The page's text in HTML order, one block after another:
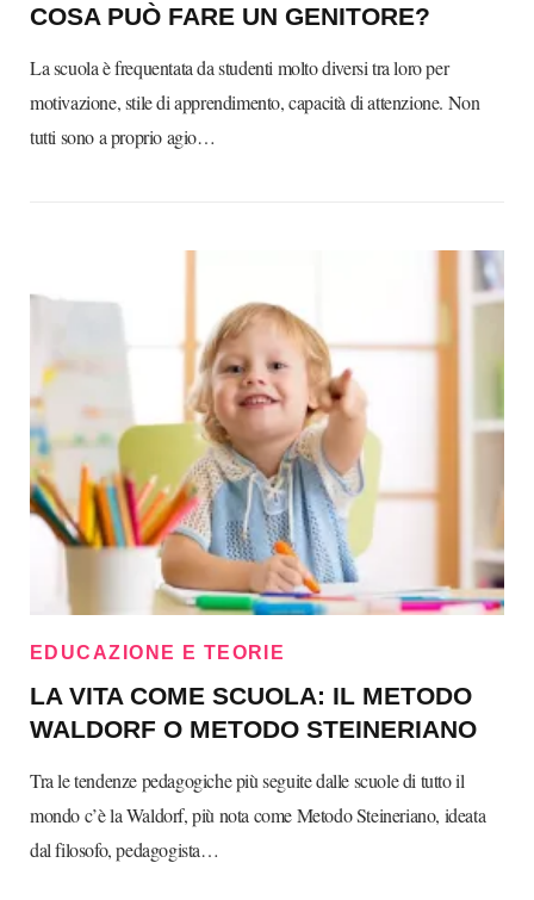
COSA PUÒ FARE UN GENITORE?
La scuola è frequentata da studenti molto diversi tra loro per
motivazione, stile di apprendimento, capacità di attenzione. Non
tutti sono a proprio agio…
EDUCAZIONE E TEORIE
LA VITA COME SCUOLA: IL METODO
WALDORF O METODO STEINERIANO
Tra le tendenze pedagogiche più seguite dalle scuole di tutto il
mondo c’è la Waldorf, più nota come Metodo Steineriano, ideata
dal filosofo, pedagogista…